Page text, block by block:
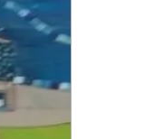
כיבוי הבהובים